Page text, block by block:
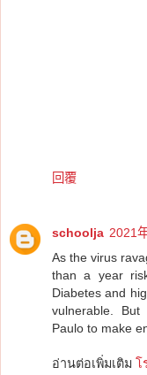
回覆
schoolja 2021
As the virus
than a year
Diabetes and
vulnerable.
Paulo to make
อ่านต่อเพิ่มเติม โ